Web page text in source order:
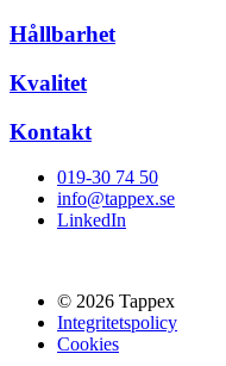
Hållbarhet
Kvalitet
Kontakt
019-30 74 50
info@tappex.se
LinkedIn
© 2026 Tappex
Integritetspolicy
Cookies